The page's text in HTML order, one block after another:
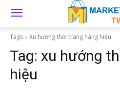
Tags Xu hướng thời trang hàng hiệu
Tag: xu hướng
hiệu